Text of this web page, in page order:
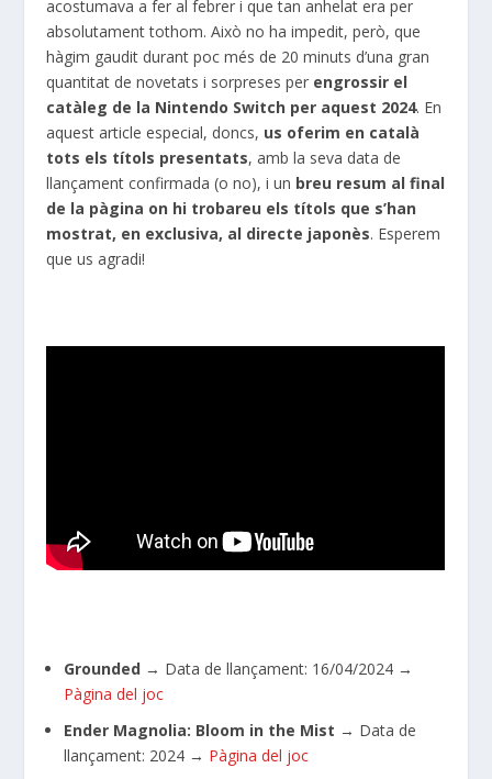
acostumava a fer al febrer i que tan anhelat era per
absolutament tothom. Això no ha impedit, però, que
hàgim gaudit durant poc més de 20 minuts d’una gran
quantitat de novetats i sorpreses per engrossir el
catàleg de la Nintendo Switch per aquest 2024. En
aquest article especial, doncs, us oferim en català
tots els títols presentats, amb la seva data de
llançament confirmada (o no), i un breu resum al final
de la pàgina on hi trobareu els títols que s’han
mostrat, en exclusiva, al directe japonès. Esperem
que us agradi!
Grounded → Data de llançament: 16/04/2024 →
Pàgina del joc
Ender Magnolia: Bloom in the Mist → Data de
llançament: 2024 → Pàgina del joc